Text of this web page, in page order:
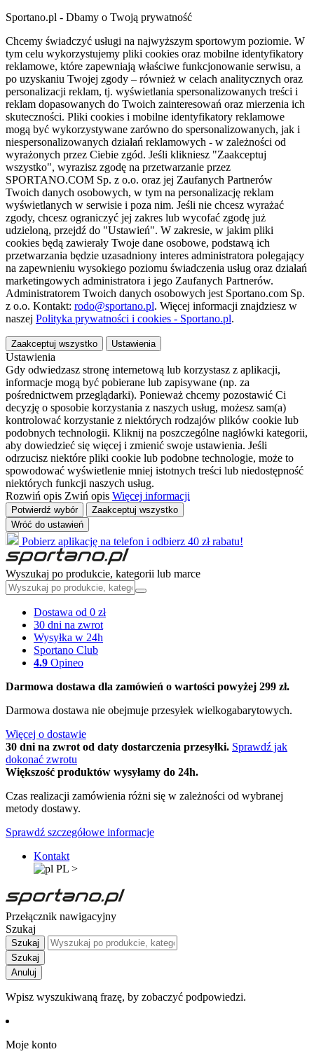
Sportano.pl - Dbamy o Twoją prywatność
Chcemy świadczyć usługi na najwyższym sportowym poziomie. W
tym celu wykorzystujemy pliki cookies oraz mobilne identyfikatory
reklamowe, które zapewniają właściwe funkcjonowanie serwisu, a
po uzyskaniu Twojej zgody – również w celach analitycznych oraz
personalizacji reklam, tj. wyświetlania spersonalizowanych treści i
reklam dopasowanych do Twoich zainteresowań oraz mierzenia ich
skuteczności. Pliki cookies i mobilne identyfikatory reklamowe
mogą być wykorzystywane zarówno do spersonalizowanych, jak i
niespersonalizowanych działań reklamowych - w zależności od
wyrażonych przez Ciebie zgód. Jeśli klikniesz "Zaakceptuj
wszystko", wyrazisz zgodę na przetwarzanie przez
SPORTANO.COM Sp. z o.o. oraz jej Zaufanych Partnerów
Twoich danych osobowych, w tym na personalizację reklam
wyświetlanych w serwisie i poza nim. Jeśli nie chcesz wyrażać
zgody, chcesz ograniczyć jej zakres lub wycofać zgodę już
udzieloną, przejdź do "Ustawień". W zakresie, w jakim pliki
cookies będą zawierały Twoje dane osobowe, podstawą ich
przetwarzania będzie uzasadniony interes administratora polegający
na zapewnieniu wysokiego poziomu świadczenia usług oraz działań
marketingowych administratora i jego Zaufanych Partnerów.
Administratorem Twoich danych osobowych jest Sportano.com Sp.
z o.o. Kontakt: rodo@sportano.pl. Więcej informacji znajdziesz w
naszej Polityka prywatności i cookies - Sportano.pl.
Zaakceptuj wszystko Ustawienia
Ustawienia
Gdy odwiedzasz stronę internetową lub korzystasz z aplikacji,
informacje mogą być pobierane lub zapisywane (np. za
pośrednictwem przeglądarki). Ponieważ chcemy pozostawić Ci
decyzję o sposobie korzystania z naszych usług, możesz sam(a)
kontrolować korzystanie z niektórych rodzajów plików cookie lub
podobnych technologii. Kliknij na poszczególne nagłówki kategorii,
aby dowiedzieć się więcej i zmienić swoje ustawienia. Jeśli
odrzucisz niektóre pliki cookie lub podobne technologie, może to
spowodować wyświetlenie mniej istotnych treści lub niedostępność
niektórych funkcji naszych usług.
Rozwiń opis Zwiń opis Więcej informacji
Potwierdź wybór
Zaakceptuj wszystko
Wróć do ustawień
Pobierz aplikację na telefon i odbierz 40 zł rabatu!
Wyszukaj po produkcie, kategorii lub marce
Dostawa od 0 zł
30 dni na zwrot
Wysyłka w 24h
Sportano Club
4.9 Opineo
Darmowa dostawa dla zamówień o wartości powyżej 299 zł.
Darmowa dostawa nie obejmuje przesyłek wielkogabarytowych.
Więcej o dostawie
30 dni na zwrot od daty dostarczenia przesyłki. Sprawdź jak
dokonać zwrotu
Większość produktów wysyłamy do 24h.
Czas realizacji zamówienia różni się w zależności od wybranej
metody dostawy.
Sprawdź szczegółowe informacje
Kontakt
PL >
Przełącznik nawigacyjny
Szukaj
Szukaj
Szukaj
Anuluj
Wpisz wyszukiwaną frazę, by zobaczyć podpowiedzi.
Moje konto